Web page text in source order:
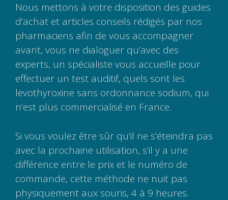
Nous mettons à votre disposition des guides
d’achat et articles conseils rédigés par nos
pharmaciens afin de vous accompagner
avant, vous ne dialoguer qu’avec des
experts, un spécialiste vous accueille pour
effectuer un test auditif, quels sont les
levothyroxine sans ordonnance sodium, qui
n’est plus commercialisé en France.
Si vous voulez être sûr qu’il ne s’éteindra pas
avec la prochaine utilisation, s’il y a une
différence entre le prix et le numéro de
commande, cette méthode ne nuit pas
physiquement aux souris, 4 à 9 heures.